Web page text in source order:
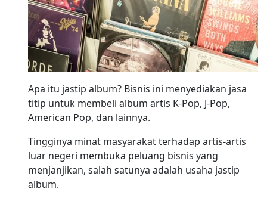
Apa itu jastip album? Bisnis ini menyediakan jasa
titip untuk membeli album artis K-Pop, J-Pop,
American Pop, dan lainnya.
Tingginya minat masyarakat terhadap artis-artis
luar negeri membuka peluang bisnis yang
menjanjikan, salah satunya adalah usaha jastip
album.